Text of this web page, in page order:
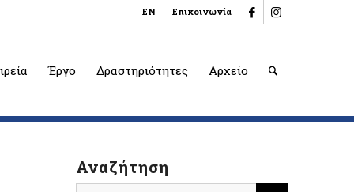
EN Επικοινωνία
Έργο Δραστηριότητες Αρχείο
Αναζήτηση